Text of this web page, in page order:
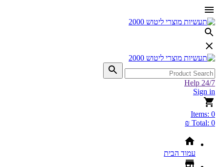
Help 24/7
Sign in
Items: 0
Total: 0 ₪
עמוד הבית